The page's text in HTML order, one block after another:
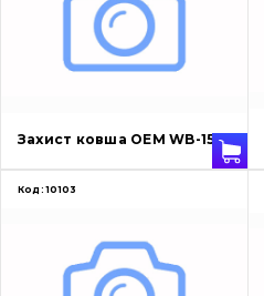
Захист ковша OEM WB-150
Код: 10103